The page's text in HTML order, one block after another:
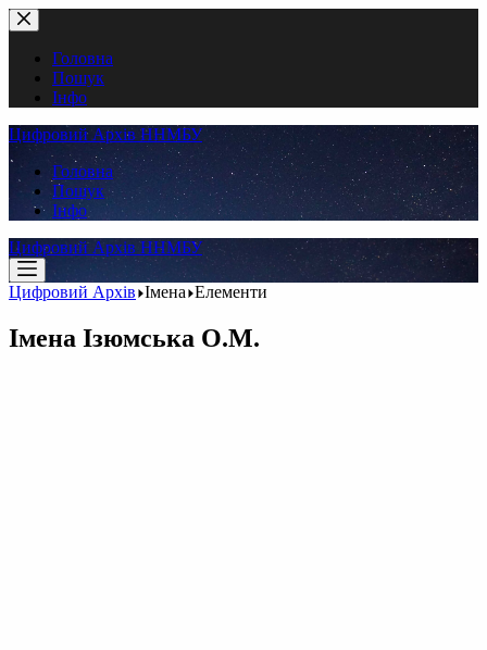
Перейти
до
вмістуГоловна
Пошук
Інфо
Цифровий Архів ННМБУ
Головна
Пошук
Інфо
Цифровий Архів ННМБУ
Цифровий Архів Імена Елементи
Імена Ізюмська О.М.